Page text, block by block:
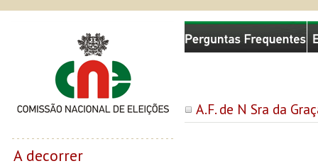
A.F. de N Sra da
Comissão Nacional de Eleições
A decorrer